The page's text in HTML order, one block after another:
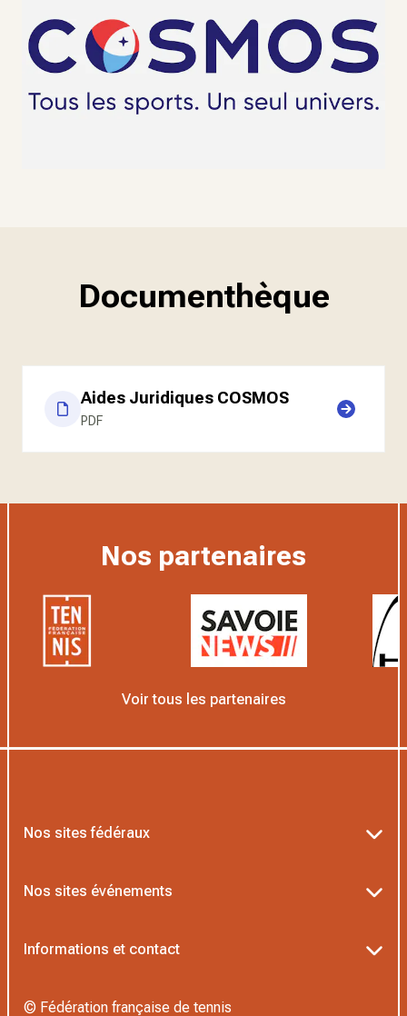
Documenthèque
Aides Juridiques COSMOS
PDF
Nos partenaires
Voir tous les partenaires
Nos sites fédéraux
Proshop FFT
Nos sites événements
Informations et contact
© Fédération française de tennis